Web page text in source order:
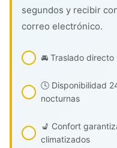
segundos y recibir
correo electrónico.
🚘 Traslado
🕓 Disponibilidad
nocturnas
💺 Confort
climatizados